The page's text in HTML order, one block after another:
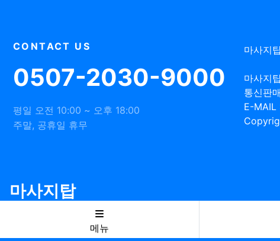
CONTACT US
0507-2030-9000
평일 오전 10:00 ~ 오후 18:00
주말, 공휴일 휴무
마사지
마사지
통신판
E-MAIL
마사지탑
메뉴